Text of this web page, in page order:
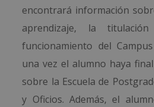
encontrará información
aprendizaje, la
funcionamiento del
una vez el alumno haya
sobre la Escuela de
y Oficios. Además, el